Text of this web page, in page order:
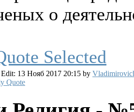
о
13 Нояб 2017 20:15 by
Quote